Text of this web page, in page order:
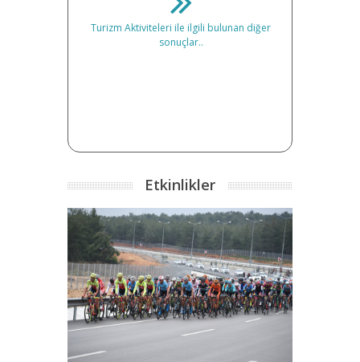
Turizm Aktiviteleri ile ilgili bulunan diğer
sonuçlar..
Etkinlikler